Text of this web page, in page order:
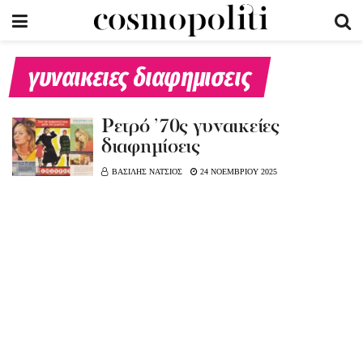
γυναικειες διαφημισεις
Ρετρό ’70ς γυναικείες
διαφημίσεις
ΒΑΣΙΛΗΣ ΝΑΤΣΙΟΣ 24 ΝΟΕΜΒΡΙΟΥ 2025